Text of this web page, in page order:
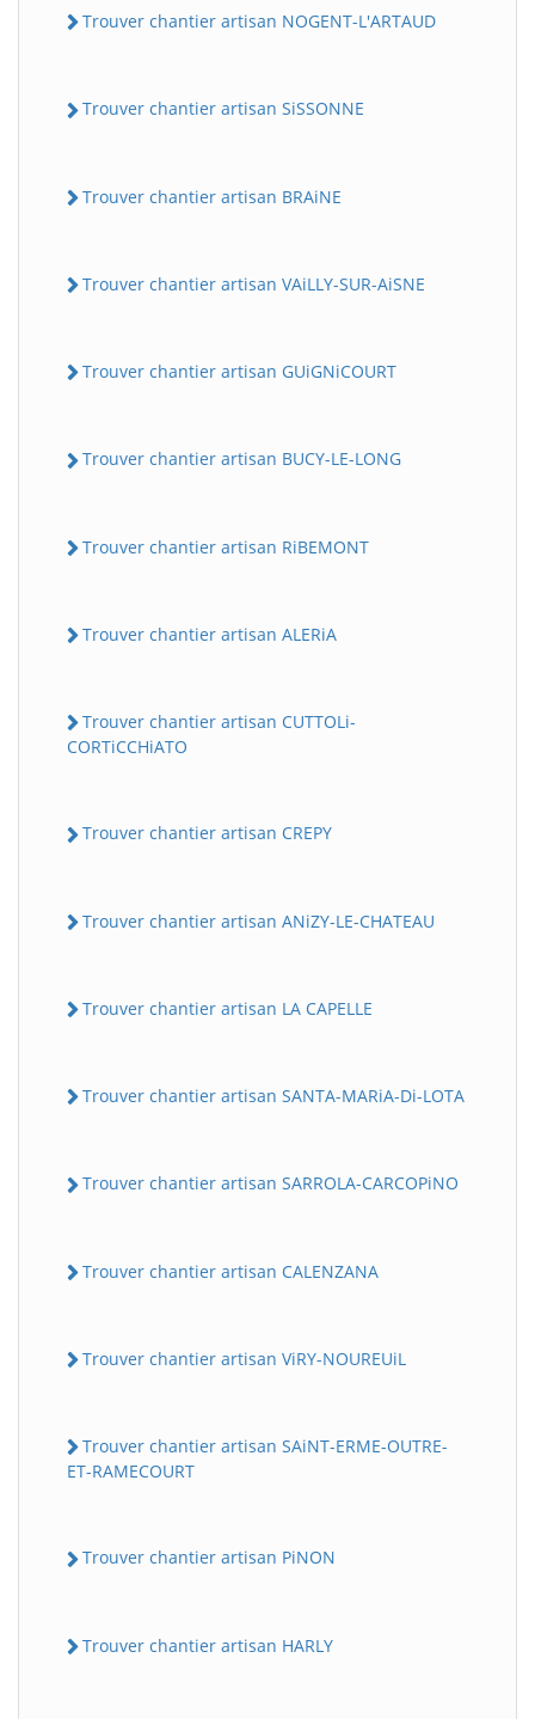
Trouver chantier artisan NOGENT-L'ARTAUD
Trouver chantier artisan SiSSONNE
Trouver chantier artisan BRAiNE
Trouver chantier artisan VAiLLY-SUR-AiSNE
Trouver chantier artisan GUiGNiCOURT
Trouver chantier artisan BUCY-LE-LONG
Trouver chantier artisan RiBEMONT
Trouver chantier artisan ALERiA
Trouver chantier artisan CUTTOLi-
CORTiCCHiATO
Trouver chantier artisan CREPY
Trouver chantier artisan ANiZY-LE-CHATEAU
Trouver chantier artisan LA CAPELLE
Trouver chantier artisan SANTA-MARiA-Di-LOTA
Trouver chantier artisan SARROLA-CARCOPiNO
Trouver chantier artisan CALENZANA
Trouver chantier artisan ViRY-NOUREUiL
Trouver chantier artisan SAiNT-ERME-OUTRE-
ET-RAMECOURT
Trouver chantier artisan PiNON
Trouver chantier artisan HARLY